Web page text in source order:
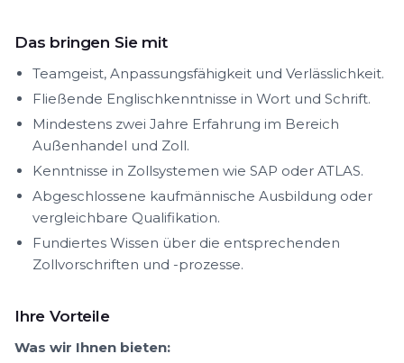
Das bringen Sie mit
Teamgeist, Anpassungsfähigkeit und Verlässlichkeit.
Fließende Englischkenntnisse in Wort und Schrift.
Mindestens zwei Jahre Erfahrung im Bereich
Außenhandel und Zoll.
Kenntnisse in Zollsystemen wie SAP oder ATLAS.
Abgeschlossene kaufmännische Ausbildung oder
vergleichbare Qualifikation.
Fundiertes Wissen über die entsprechenden
Zollvorschriften und -prozesse.
Ihre Vorteile
Was wir Ihnen bieten: